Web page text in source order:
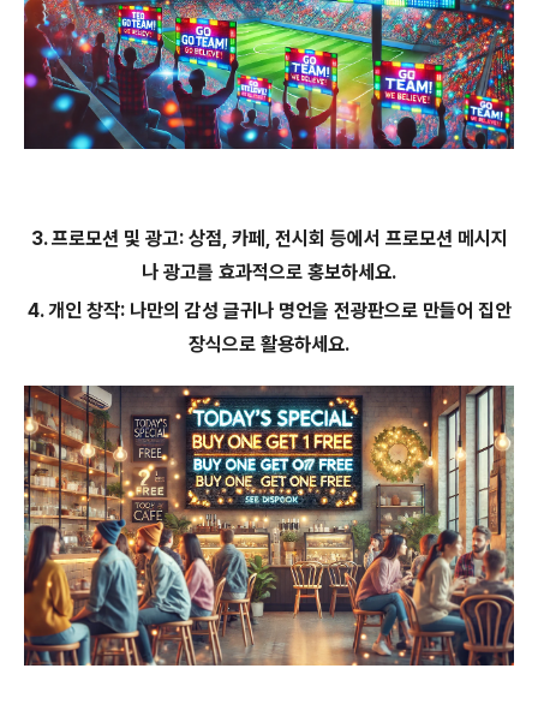
3. 프로모션 및 광고: 상점, 카페, 전시회 등에서 프로모션 메시지
나 광고를 효과적으로 홍보하세요.
4. 개인 창작: 나만의 감성 글귀나 명언을 전광판으로 만들어 집안
장식으로 활용하세요.